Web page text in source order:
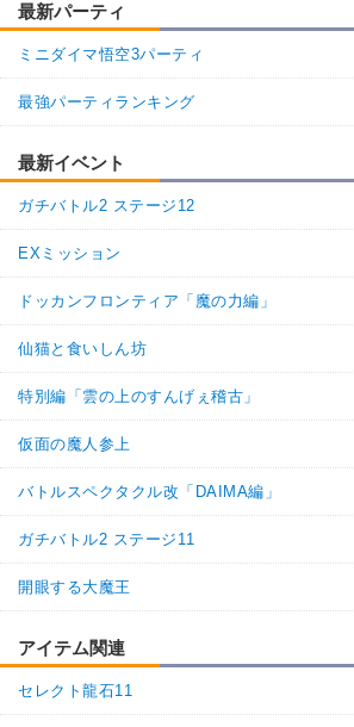
最新パーティ
ミニダイマ悟空3パーティ
最強パーティランキング
最新イベント
ガチバトル2 ステージ12
EXミッション
ドッカンフロンティア「魔の力編」
仙猫と食いしん坊
特別編「雲の上のすんげぇ稽古」
仮面の魔人参上
バトルスペクタクル改「DAIMA編」
ガチバトル2 ステージ11
開眼する大魔王
アイテム関連
セレクト龍石11